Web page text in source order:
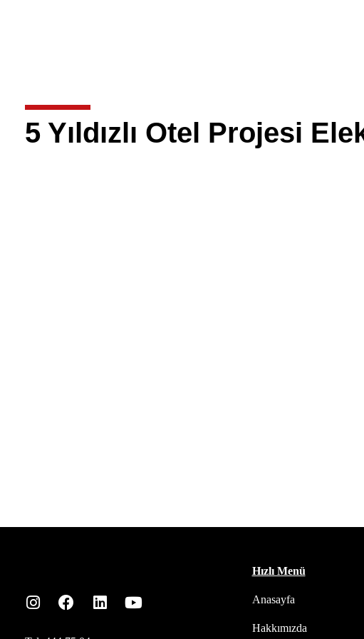
5 Yıldızlı Otel Projesi
Hızlı Menü
Anasayfa
Hakkımızda